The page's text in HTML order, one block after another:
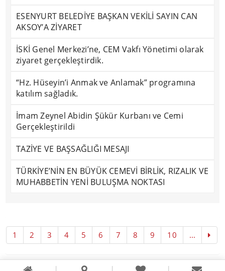
ESENYURT BELEDİYE BAŞKAN VEKİLİ SAYIN CAN
AKSOY’A ZİYARET
İSKİ Genel Merkezi’ne, CEM Vakfı Yönetimi olarak
ziyaret gerçekleştirdik.
“Hz. Hüseyin’i Anmak ve Anlamak” programına
katılım sağladık.
İmam Zeynel Abidin Şükür Kurbanı ve Cemi
Gerçekleştirildi
TAZİYE VE BAŞSAĞLIĞI MESAJI
TÜRKİYE’NİN EN BÜYÜK CEMEVİ BİRLİK, RIZALIK VE
MUHABBETİN YENİ BULUŞMA NOKTASI
1 2 3 4 5 6 7 8 9 10 ...